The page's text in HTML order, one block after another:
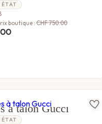
ÉTAT
boutique :CHF750.00
à talon Gucci
ÉTAT